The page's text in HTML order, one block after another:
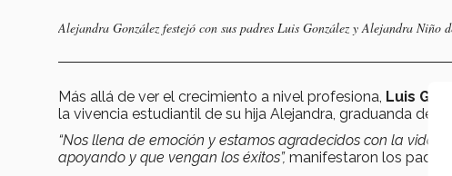
Alejandra González festejó con sus padres Luis González y Alejandra Niño
Más allá de ver el crecimiento a nivel profesiona, Luis
la vivencia estudiantil de su hija Alejandra, graduanda de
“Nos llena de emoción y estamos agradecidos con la vida
apoyando y que vengan los éxitos”, manifestaron los padres.